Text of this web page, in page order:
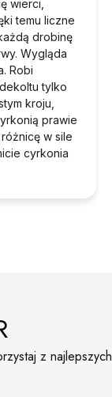
wierci,
temu liczne
drobinę
Wygląda
Robi
tylko
kroju,
prawie
w sile
cyrkonia
z najlepszych